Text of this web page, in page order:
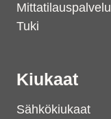
Mittatilauspalvelu
Tuki
Kiukaat
Sähkökiukaat